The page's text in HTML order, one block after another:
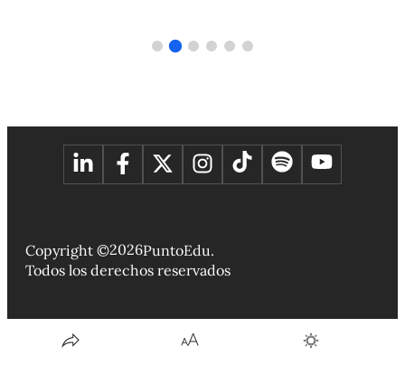
Copyright ©2026PuntoEdu.
Todos los derechos reservados